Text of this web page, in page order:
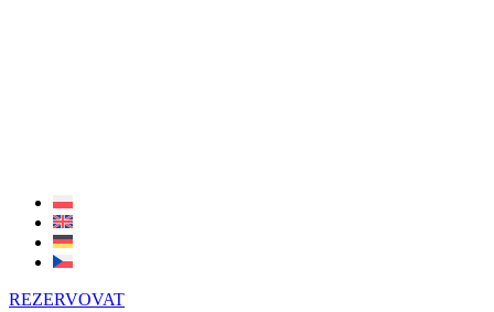
REZERVOVAT